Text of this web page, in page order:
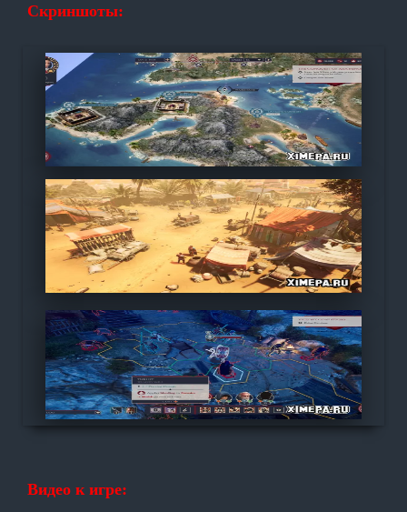
Скриншоты:
Видео к игре: